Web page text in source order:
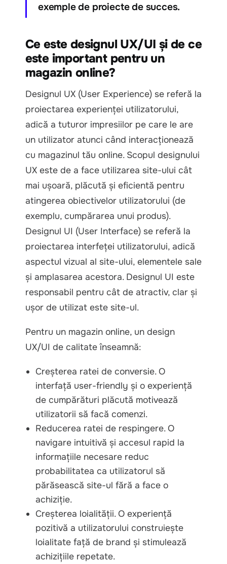
exemple de proiecte de succes.
Ce este designul UX/UI și de ce
este important pentru un
magazin online?
Designul UX (User Experience) se referă la
proiectarea experienței utilizatorului,
adică a tuturor impresiilor pe care le are
un utilizator atunci când interacționează
cu magazinul tău online. Scopul designului
UX este de a face utilizarea site-ului cât
mai ușoară, plăcută și eficientă pentru
atingerea obiectivelor utilizatorului (de
exemplu, cumpărarea unui produs).
Designul UI (User Interface) se referă la
proiectarea interfeței utilizatorului, adică
aspectul vizual al site-ului, elementele sale
și amplasarea acestora. Designul UI este
responsabil pentru cât de atractiv, clar și
ușor de utilizat este site-ul.
Pentru un magazin online, un design
UX/UI de calitate înseamnă:
Creșterea ratei de conversie. O
interfață user-friendly și o experiență
de cumpărături plăcută motivează
utilizatorii să facă comenzi.
Reducerea ratei de respingere. O
navigare intuitivă și accesul rapid la
informațiile necesare reduc
probabilitatea ca utilizatorul să
părăsească site-ul fără a face o
achiziție.
Creșterea loialității. O experiență
pozitivă a utilizatorului construiește
loialitate față de brand și stimulează
achizițiile repetate.